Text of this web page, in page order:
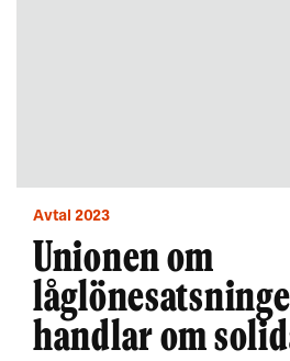
Avtal 2023
Unionen om
handlar om